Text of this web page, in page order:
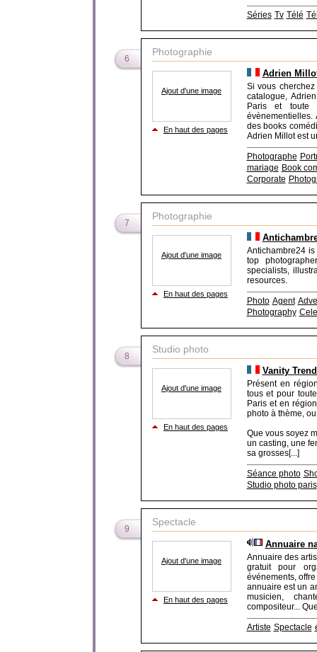
Séries Tv Télé
6
Photographie
Ajout d'une image
En haut des pages
Adrien
Si vous
catalogue,
Paris et toute
des books
Adrien Millot est
Photographe
mariage Book
Corporate
7
Photographie
Ajout d'une image
En haut des pages
Antichambre24
top
specialists,
resources.
Photo Agent
Photography
8
Studio photo
Ajout d'une image
En haut des pages
Vanity
Présent en
tous et pour
Paris et en
photo à thème,
Que vous soyez
un casting, une
sa grosses[...]
Séance photo
Studio photo paris
9
Spectacle
Ajout d'une image
En haut des pages
Annuaire
Annuaire des
gratuit pour
événements,
annuaire est un
musicien,
compositeur...
Artiste Spectacle